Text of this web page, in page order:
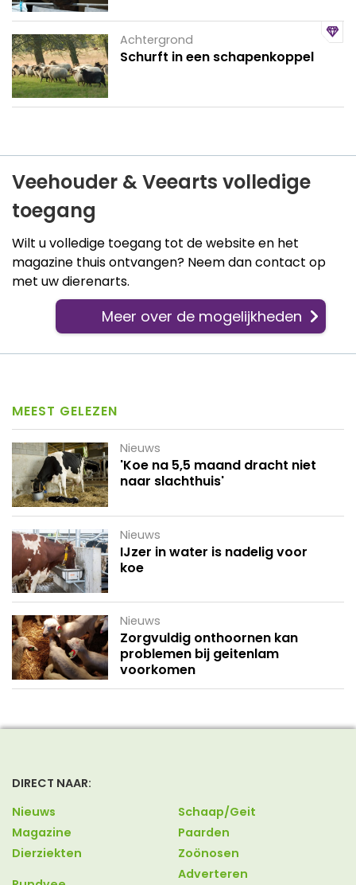
Achtergrond
Schurft in een schapenkoppel
Veehouder & Veearts volledige
toegang
Wilt u volledige toegang tot de website en het
magazine thuis ontvangen? Neem dan contact op
met uw dierenarts.
Meer over de mogelijkheden
MEEST GELEZEN
Nieuws
'Koe na 5,5 maand dracht niet
naar slachthuis'
Nieuws
IJzer in water is nadelig voor
koe
Nieuws
Zorgvuldig onthoornen kan
problemen bij geitenlam
voorkomen
DIRECT NAAR:
Nieuws
Magazine
Dierziekten
Schaap/Geit
Paarden
Zoönosen
Adverteren